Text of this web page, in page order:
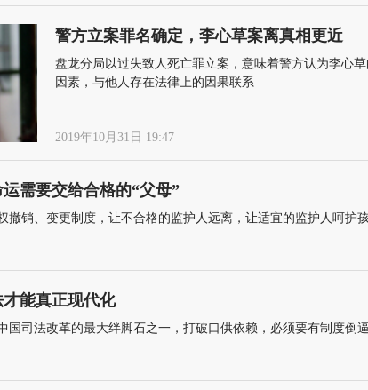
警方立案罪名确定，李心草案离真相更近
盘龙分局以过失致人死亡罪立案，意味着警方认为李心
因素，与他人存在法律上的因果联系
2019年10月31日 19:47
需要交给合格的“父母”
撤销、变更制度，让不合格的监护人远离，让适宜的监护人呵护
能真正现代化
国司法改革的最大绊脚石之一，打破口供依赖，必须要有制度倒逼